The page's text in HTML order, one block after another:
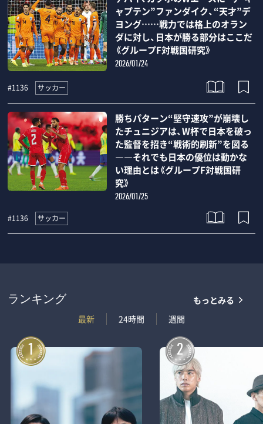
ャプテン”ファンダイク、“天才”デ
ヨング……戦力では格上のオラン
ダに対し、日本が勝る部分はここだ
《グループF対戦国研究》
2026/01/24
#1136 サッカー
勝ちパターン“堅守速攻”が崩壊し
たチュニジアは、W杯で日本を破っ
た監督を招き“戦術的刷新”を図る
――それでも日本の優位は動かな
い理由とは《グループF対戦国研
究》
2026/01/25
#1136 サッカー
ランキング
最新
24時間 週間
もっとみる
1 2